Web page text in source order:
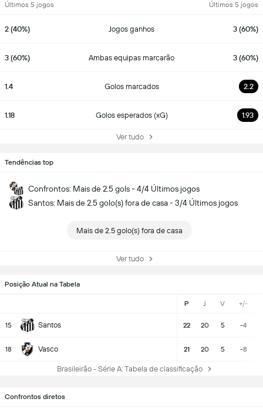
Últimos 5 jogos Últimos 5 jogos
2 (40%) Jogos ganhos 3 (60%)
3 (60%) Ambas equipas marcarão 3 (60%)
1.4 Golos marcados 2.2
1.18 Golos esperados (xG) 1.93
Ver tudo
Tendências top
Confrontos: Mais de 2.5 gols - 4/4 Últimos jogos
Santos: Mais de 2.5 golo(s) fora de casa - 3/4 Últimos jogos
Mais de 2.5 golo(s) fora de casa
Ver tudo
Posição Atual na Tabela
P J V +/-
15 Santos 22 20 5 -4
18 Vasco 21 20 5 -8
Brasileirão - Série A: Tabela de classificação
Confrontos diretos